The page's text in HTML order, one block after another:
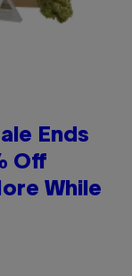
Ends
Off
While